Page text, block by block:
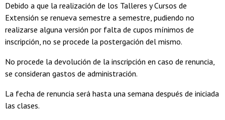
Debido a que la realización de los Talleres y Cursos de
Extensión se renueva semestre a semestre, pudiendo no
realizarse alguna versión por falta de cupos mínimos de
inscripción, no se procede la postergación del mismo.
No procede la devolución de la inscripción en caso de renuncia,
se consideran gastos de administración.
La fecha de renuncia será hasta una semana después de iniciada
las clases.